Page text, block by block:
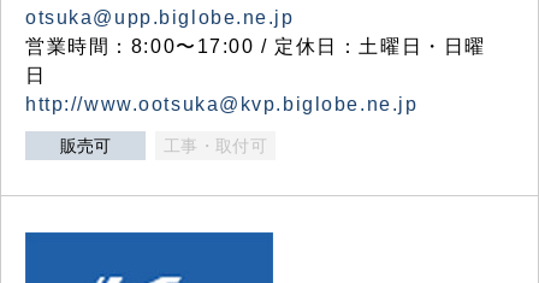
otsuka@upp.biglobe.ne.jp
営業時間：8:00〜17:00 / 定休日：土曜日・日曜
日
http://www.ootsuka@kvp.biglobe.ne.jp
販売可 工事・取付可